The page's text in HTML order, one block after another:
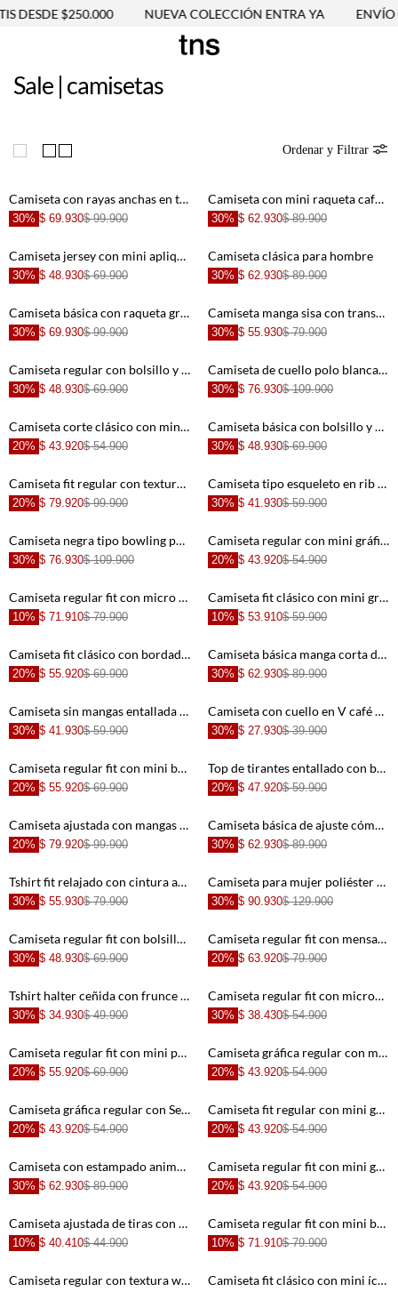
$250.000 NUEVA COLECCIÓN ENTRA YA ENVÍO
Sale | camisetas
Ordenar y Filtrar
+
Camiseta con rayas anchas en terracota para mujer
30% $ 69.930$ 99.900
+
Camiseta con mini raqueta café para hombre
30% $ 62.930$ 89.900
+
Camiseta jersey con mini aplique blanca para hombre
30% $ 48.930$ 69.900
+
Camiseta clásica para hombre
30% $ 62.930$ 89.900
+
Camiseta básica con raqueta gris para hombre
30% $ 69.930$ 99.900
+
Camiseta manga sisa con transparencia crudo para mujer
30% $ 55.930$ 79.900
+
Camiseta regular con bolsillo y gráfico de peces de algodón azul marino para hombre
30% $ 48.930$ 69.900
+
Camiseta de cuello polo blanca para hombre
30% $ 76.930$ 109.900
+
Camiseta corte clásico con mini gráfico de copa en algodón azul marino para hombre
20% $ 43.920$ 54.900
+
Camiseta básica con bolsillo y estampado gris para hombre
30% $ 48.930$ 69.900
+
Camiseta fit regular con textura waffle en algodón mostaza para hombre
20% $ 79.920$ 99.900
+
Camiseta tipo esqueleto en rib gris para mujer
30% $ 41.930$ 59.900
+
Camiseta negra tipo bowling para mujer
30% $ 76.930$ 109.900
+
Camiseta regular con mini gráfico al pecho de algodón blanco para hombre
20% $ 43.920$ 54.900
+
Camiseta regular fit con micro texto en algodón crema para hombre
10% $ 71.910$ 79.900
+
Camiseta fit clásico con mini gráfico en algodón blanco para hombre
10% $ 53.910$ 59.900
+
Camiseta fit clásico con bordado mini de auto en algodón beige para hombre
20% $ 55.920$ 69.900
+
Camiseta básica manga corta de silueta entallada para hombre
30% $ 62.930$ 89.900
+
Camiseta sin mangas entallada con escote redondeado amplio de algodón blanco para mujer
30% $ 41.930$ 59.900
+
Camiseta con cuello en V café con estructura suave para mujer
30% $ 27.930$ 39.900
+
Camiseta regular fit con mini bordado en algodón azul marino para hombre
20% $ 55.920$ 69.900
+
Top de tirantes entallado con bajo en pico en algodón marfil para mujer
20% $ 47.920$ 59.900
+
Camiseta ajustada con mangas acampanadas en negro para mujer
20% $ 79.920$ 99.900
+
Camiseta básica de ajuste cómodo para hombre
30% $ 62.930$ 89.900
+
Tshirt fit relajado con cintura acanalada en algodón durazno para mujer
30% $ 55.930$ 79.900
+
Camiseta para mujer poliéster blanco manga larga texturizada
30% $ 90.930$ 129.900
+
Camiseta regular fit con bolsillo y mini gráfico de algodón blanco para hombre
30% $ 48.930$ 69.900
+
Camiseta regular fit con mensaje frontal en algodón blanco para hombre
20% $ 63.920$ 79.900
+
Tshirt halter ceñida con frunce central en algodón blanco para mujer
30% $ 34.930$ 49.900
+
Camiseta regular fit con micrográfico urbano en algodón gris para hombre
30% $ 38.430$ 54.900
+
Camiseta regular fit con mini print en algodón rosa para hombre
20% $ 55.920$ 69.900
+
Camiseta gráfica regular con mini moto en mezcla de algodón gris para hombre
20% $ 43.920$ 54.900
Camiseta gráfica regular con Service Ace en mezcla de algodón azul marino para hombre
20% $ 43.920$ 54.900
Camiseta fit regular con mini gráfico en algodón blanco para hombre
20% $ 43.920$ 54.900
Camiseta con estampado animal print para mujer
30% $ 62.930$ 89.900
Camiseta regular fit con mini gráfico al pecho en algodón blanco para hombre
20% $ 43.920$ 54.900
Camiseta ajustada de tiras con bordado de bandera de Colombia en blanco para mujer
10% $ 40.410$ 44.900
Camiseta regular fit con mini bordado en algodón azul marino para hombre
10% $ 71.910$ 79.900
Camiseta regular con textura waffle de algodón camel para niño Camiseta fit clásico con mini ícono de tenis en algodón verde salvia para niño